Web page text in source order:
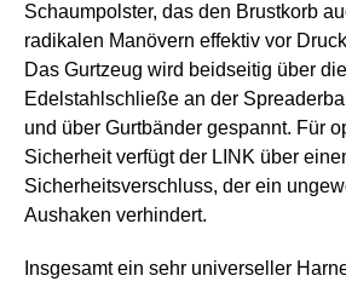
Schaumpolster, das den Brustkorb
radikalen Manövern effektiv vor
Das Gurtzeug wird beidseitig über die
Edelstahlschließe an der
und über Gurtbänder gespannt. Für
Sicherheit verfügt der LINK über
Sicherheitsverschluss, der ein
Aushaken verhindert.
Insgesamt ein sehr universeller